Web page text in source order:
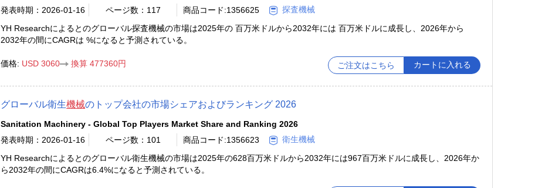
発表時期：2026-01-16
ページ数：117 商品コード:1356625
探査機械
YH Researchによるとのグローバル探査機械の市場は2025年の 百万米ドルから2032年には 百万米ドルに成長し、2026年から
2032年の間にCAGRは %になると予測されている。
価格: USD 3060 換算 477360円 ご注文はこちら カートに入れる
グローバル衛生機械のトップ会社の市場シェアおよびランキング 2026
Sanitation Machinery - Global Top Players Market Share and Ranking 2026
発表時期：2026-01-16
ページ数：101 商品コード:1356623
衛生機械
YH Researchによるとのグローバル衛生機械の市場は2025年の628百万米ドルから2032年には967百万米ドルに成長し、2026年か
ら2032年の間にCAGRは6.4%になると予測されている。